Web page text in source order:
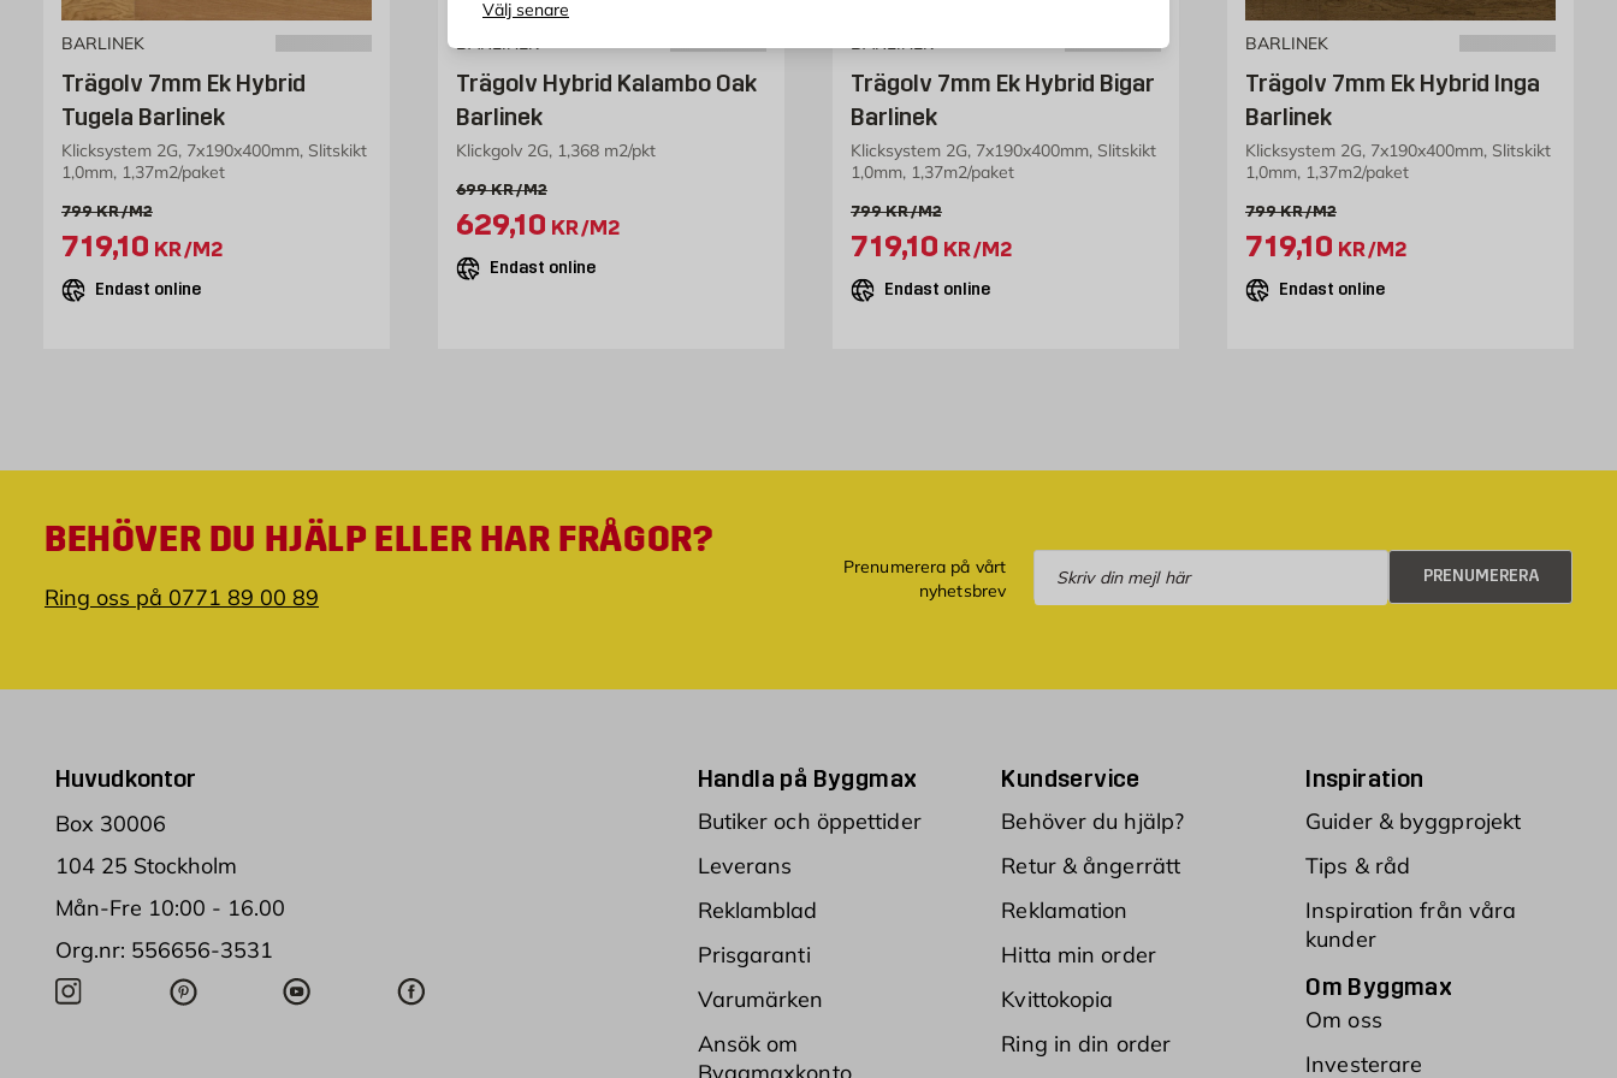
Välj senare
BARLINEK
Trägolv 7mm Ek Hybrid
Tugela Barlinek
Klicksystem 2G, 7x190x400mm, Slitskikt
1,0mm, 1,37m2/paket
Gammalt pris 799 kr /m2
799KR/M2
Extrapris 719.1 kr /m2
719,10 KR/M2
Endast online
BARLINEK
Trägolv Hybrid Kalambo Oak
Barlinek
Klickgolv 2G, 1,368 m2/pkt
Gammalt pris 699 kr /m2
699KR/M2
Extrapris 629.1 kr /m2
629,10 KR/M2
Endast online
BARLINEK
Trägolv 7mm Ek Hybrid Bigar
Barlinek
Klicksystem 2G, 7x190x400mm, Slitskikt
1,0mm, 1,37m2/paket
Gammalt pris 799 kr /m2
799KR/M2
Extrapris 719.1 kr /m2
719,10 KR/M2
Endast online
BARLINEK
Trägolv 7mm Ek Hybrid Inga
Barlinek
Klicksystem 2G, 7x190x400mm, Slitskikt
1,0mm, 1,37m2/paket
Gammalt pris 799 kr /m2
799KR/M2
Extrapris 719.1 kr /m2
719,10 KR/M2
Endast online
BEHÖVER DU HJÄLP ELLER HAR FRÅGOR?
Ring oss på 0771 89 00 89
Prenumerera på vårt
nyhetsbrev
Prenumerera
PRENUMERERA
Huvudkontor
Box 30006
104 25 Stockholm
Mån-Fre 10:00 - 16.00
Org.nr: 556656-3531
Handla på Byggmax
Butiker och öppettider
Leverans
Reklamblad
Prisgaranti
Varumärken
Ansök om
Byggmaxkonto
Kundservice
Behöver du hjälp?
Retur & ångerrätt
Reklamation
Hitta min order
Kvittokopia
Ring in din order
Inspiration
Guider & byggprojekt
Tips & råd
Inspiration från våra
kunder
Om Byggmax
Om oss
Investerare